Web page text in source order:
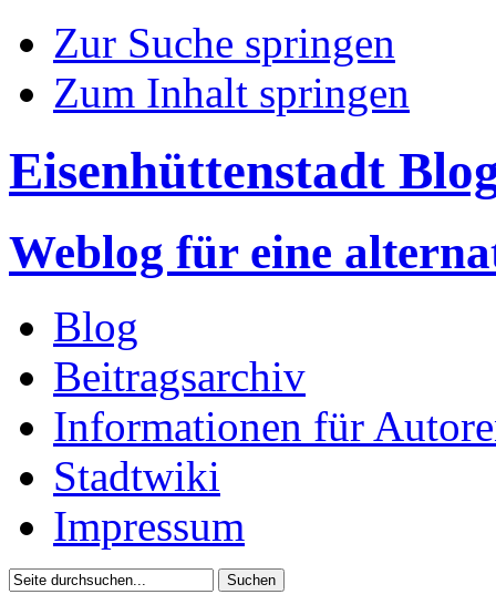
Zur Suche springen
Zum Inhalt springen
Eisenhüttenstadt
Weblog für eine
Blog
Beitragsarchiv
Informationen für
Stadtwiki
Impressum